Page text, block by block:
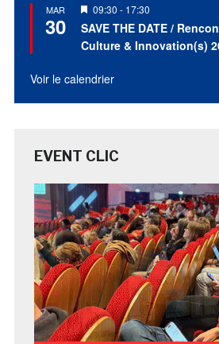
MAR
30
Mis
en
avant
09:30 - 17:30
SAVE THE DATE /
Culture & Innovation(s)
Voir le calendrier
EVENT CLIC